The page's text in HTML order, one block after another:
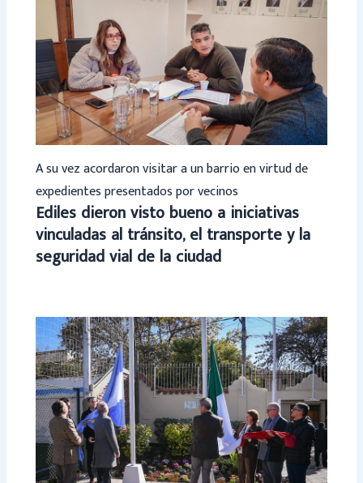
A su vez acordaron visitar a un barrio en virtud de
expedientes presentados por vecinos
Ediles dieron visto bueno a iniciativas
vinculadas al tránsito, el transporte y la
seguridad vial de la ciudad